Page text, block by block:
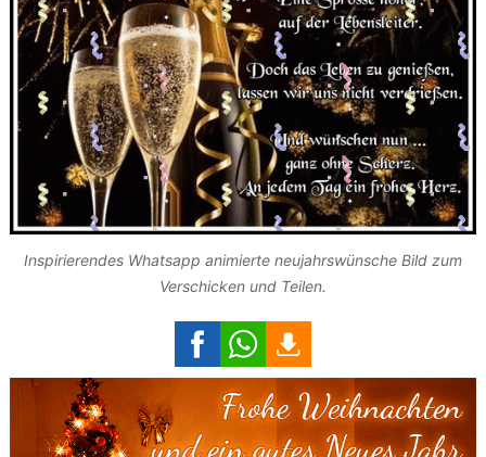
Inspirierendes Whatsapp animierte neujahrswünsche Bild zum
Verschicken und Teilen.